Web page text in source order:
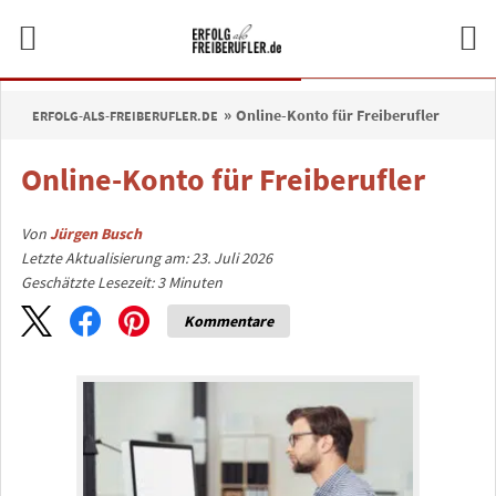
ERFOLG-ALS-FREIBERUFLER.DE Online-Konto für Freiberufler
Online-Konto für Freiberufler
VonJürgen Busch
Letzte Aktualisierung am: 23. Juli 2026
Geschätzte Lesezeit:3 Minuten
Kommentare